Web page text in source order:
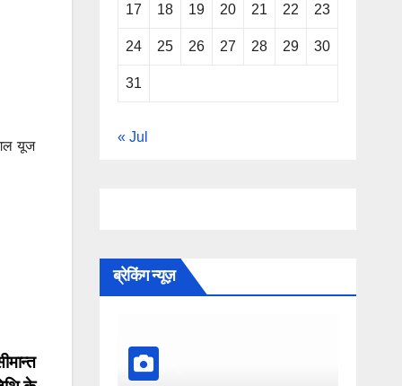
यूज
17 18 19 20 21 22 23
24 25 26 27 28 29 30
31
« Jul
ब्रेकिंग न्यूज़